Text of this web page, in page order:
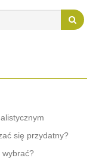
się przydatny?
wybrać?